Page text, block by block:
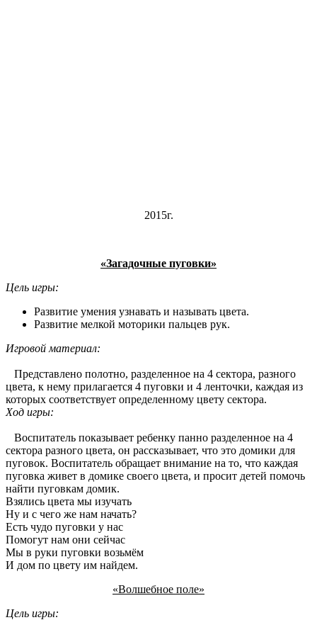
2015г.
«Загадочные пуговки»
Цель игры:
Развитие умения узнавать и называть цвета.
Развитие мелкой моторики пальцев рук.
Игровой материал:
Представлено полотно, разделенное на 4 сектора, разного
цвета, к нему прилагается 4 пуговки и 4 ленточки, каждая из
которых соответствует определенному цвету сектора.
Ход игры:
Воспитатель показывает ребенку панно разделенное на 4
сектора разного цвета, он рассказывает, что это домики для
пуговок. Воспитатель обращает внимание на то, что каждая
пуговка живет в домике своего цвета, и просит детей помочь
найти пуговкам домик.
Взялись цвета мы изучать
Ну и с чего же нам начать?
Есть чудо пуговки у нас
Помогут нам они сейчас
Мы в руки пуговки возьмём
И дом по цвету им найдем.
«Волшебное поле»
Цель игры: